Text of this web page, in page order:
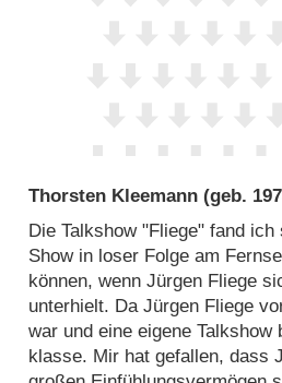
Thorsten Kleemann (geb.
Die Talkshow "Fliege" fand
Show in loser Folge am
können, wenn Jürgen Fliege
unterhielt. Da Jürgen Fliege
war und eine eigene Talkshow
klasse. Mir hat gefallen, dass